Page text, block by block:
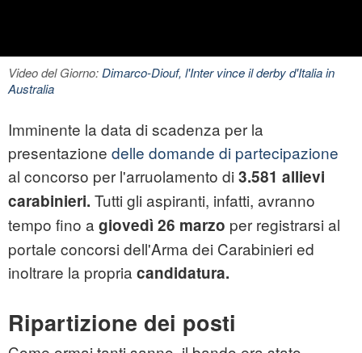
Video del Giorno:Dimarco-Diouf, l'Inter vince il derby d'Italia in
Australia
Imminente la data di scadenza per la
presentazione delle domande di partecipazione
al concorso per l'arruolamento di 3.581 allievi
carabinieri. Tutti gli aspiranti, infatti, avranno
tempo fino a giovedì 26 marzo per registrarsi al
portale concorsi dell'Arma dei Carabinieri ed
inoltrare la propria candidatura.
Ripartizione dei posti